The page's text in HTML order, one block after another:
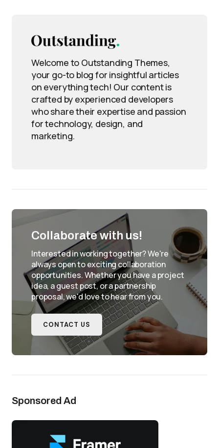
Welcome to Outstanding Themes,
your go-to blog for insightful articles
on everything tech! Our content is
crafted by experienced developers
who share their expertise and passion
for technology, design, and
marketing.
Collaborate with us!
Interested in working together? We're
always open to exciting collaboration
opportunities. Whether you have a project
idea, a guest post, or a partnership
proposal, we'd love to hear from you.
CONTACT US
Sponsored Ad